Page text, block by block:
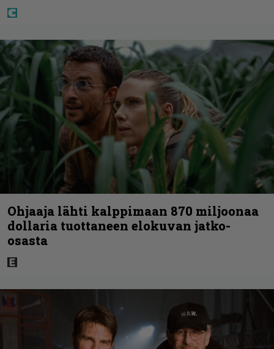
Ohjaaja lähti kalppimaan 870 miljoonaa
dollaria tuottaneen elokuvan jatko-
osasta